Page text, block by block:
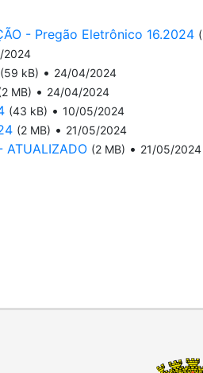
- Pregão Eletrônico 16.2024
2024
(59 kB) • 24/04/2024
MB) • 24/04/2024
(43 kB) • 10/05/2024
(2 MB) • 21/05/2024
ATUALIZADO (2 MB) • 21/05/2024